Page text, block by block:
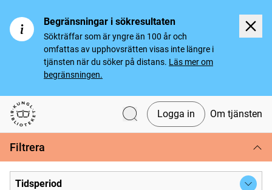
Begränsningar i sökresultaten
Sökträffar som är yngre än 100 år och
omfattas av upphovsrätten visas inte längre i
tjänsten när du söker på distans. Läs mer om
begränsningen.
Svenska tidningar
Logga in Om tjänsten
Filtrera
Tidsperiod